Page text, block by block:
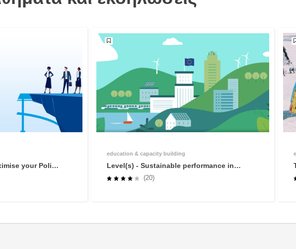
your Policy
education & capacity building
Level(s) - Sustainable performance in
buildings
(20)